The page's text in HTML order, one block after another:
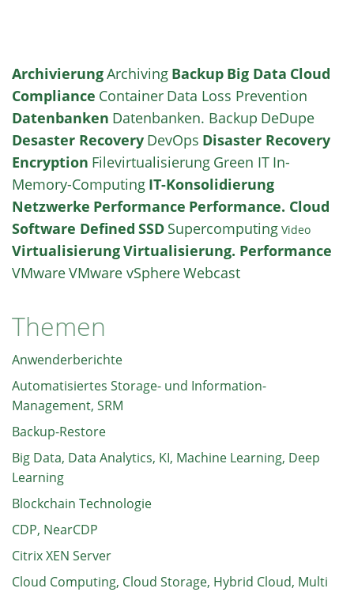
ArchivierungArchiving Backup Big Data Cloud
Compliance Container Data Loss Prevention
Datenbanken Datenbanken. Backup DeDupe
Desaster Recovery DevOps Disaster Recovery
Encryption Filevirtualisierung Green IT In-
Memory-Computing IT-Konsolidierung
Netzwerke Performance Performance. Cloud
Software Defined SSD Supercomputing Video
VirtualisierungVirtualisierung. Performance
VMwareVMware vSphereWebcast
Themen
Anwenderberichte
Automatisiertes Storage- und Information-
Management, SRM
Backup-Restore
Big Data, Data Analytics, KI, Machine Learning, Deep
Learning
Blockchain Technologie
CDP, NearCDP
Citrix XEN Server
Cloud Computing, Cloud Storage, Hybrid Cloud, Multi